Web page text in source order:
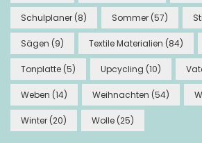
Schulplaner (8) Sommer (57)
Sägen (9) Textile Materialien (84)
Tonplatte (5) Upcycling (10)
Weben (14) Weihnachten (54)
Winter (20) Wolle (25)